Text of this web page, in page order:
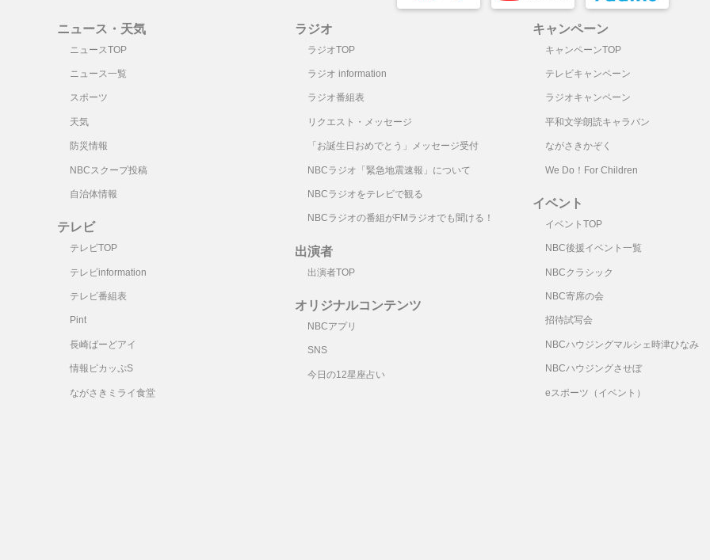
ニュース・天気
ニュースTOP
ニュース一覧
スポーツ
天気
防災情報
NBCスクープ投稿
自治体情報
テレビ
テレビTOP
テレビinformation
テレビ番組表
Pint
長崎ばーどアイ
情報ピカッぷS
ながさきミライ食堂
ラジオ
ラジオTOP
ラジオ information
ラジオ番組表
リクエスト・メッセージ
「お誕生日おめでとう」メッセージ受付
NBCラジオ「緊急地震速報」について
NBCラジオをテレビで観る
NBCラジオの番組がFMラジオでも聞ける！
出演者
出演者TOP
オリジナルコンテンツ
NBCアプリ
SNS
今日の12星座占い
キャンペーン
キャンペーンTOP
テレビキャンペーン
ラジオキャンペーン
平和文学朗読キャラバン
ながさきかぞく
We Do！For Children
イベント
イベントTOP
NBC後援イベント一覧
NBCクラシック
NBC寄席の会
招待試写会
NBCハウジングマルシェ時津ひなみ
NBCハウジングさせぼ
eスポーツ（イベント）